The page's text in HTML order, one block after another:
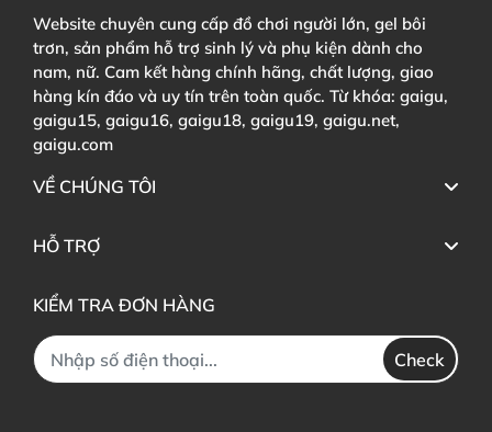
Website chuyên cung cấp đồ chơi người lớn, gel bôi
trơn, sản phẩm hỗ trợ sinh lý và phụ kiện dành cho
nam, nữ. Cam kết hàng chính hãng, chất lượng, giao
hàng kín đáo và uy tín trên toàn quốc. Từ khóa: gaigu,
gaigu15, gaigu16, gaigu18, gaigu19, gaigu.net,
gaigu.com
VỀ CHÚNG TÔI
HỖ TRỢ
KIỂM TRA ĐƠN HÀNG
Check